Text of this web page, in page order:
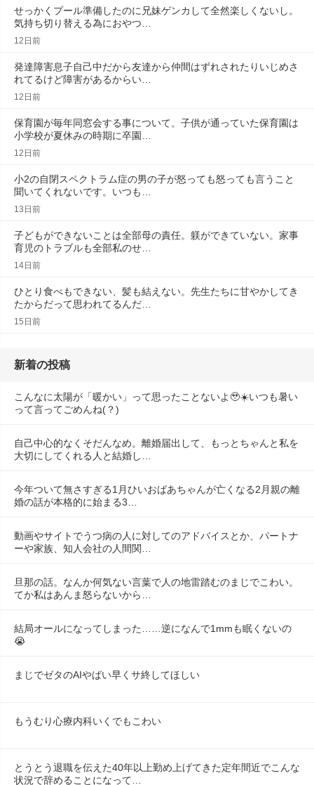
せっかくプール準備したのに兄妹ゲンカして全然楽しくないし。
気持ち切り替える為におやつ…
12日前
発達障害息子自己中だから友達から仲間はずれされたりいじめさ
れてるけど障害があるからい…
12日前
保育園が毎年同窓会する事について。子供が通っていた保育園は
小学校が夏休みの時期に卒園…
12日前
小2の自閉スペクトラム症の男の子が怒っても怒っても言うこと
聞いてくれないです。いつも…
13日前
子どもができないことは全部母の責任。躾ができていない。家事
育児のトラブルも全部私のせ…
14日前
ひとり食べもできない、髪も結えない。先生たちに甘やかしてき
たからだって思われてるんだ…
15日前
新着の投稿
こんなに太陽が「暖かい」って思ったことないよ🥹☀️いつも暑い
って言ってごめんね(？)
自己中心的なくそだんなめ。離婚届出して、もっとちゃんと私を
大切にしてくれる人と結婚し…
今年ついて無さすぎる1月ひいおばあちゃんが亡くなる2月親の離
婚の話が本格的に始まる3…
動画やサイトでうつ病の人に対してのアドバイスとか、パートナ
ーや家族、知人会社の人間関…
旦那の話。なんか何気ない言葉で人の地雷踏むのまじでこわい。
てか私はあんま怒らないから…
結局オールになってしまった……逆になんで1mmも眠くないの
😭
まじでゼタのAIやばい早くサ終してほしい
もうむり心療内科いくでもこわい
とうとう退職を伝えた40年以上勤め上げてきた定年間近でこんな
状況で辞めることになって…